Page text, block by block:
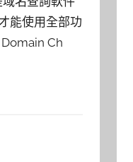
能使用全部功
Ch